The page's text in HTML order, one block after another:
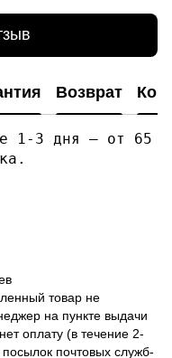
Возврат
1-3 дня — от 65
товар не
на пункте выдачи
оплату (в течение 2-
почтовых служб-